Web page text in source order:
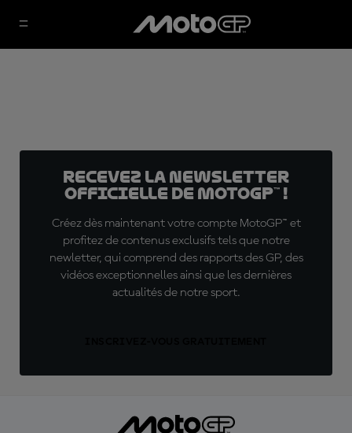
Recevez la Newsletter
officielle de MotoGP™ !
Créez dès maintenant votre compte MotoGP™ et
profitez de contenus exclusifs tels que notre
newletter, qui comprend des rapports des GP, des
vidéos exceptionnelles ainsi que les dernières
actualités de notre sport.